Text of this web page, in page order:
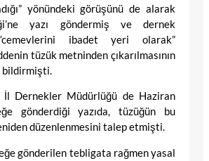
yönündeki görüşünü de alarak
yazı göndermiş ve dernek
ibadet yeri olarak”
tüzük metninden çıkarılmasının
bildirmişti.
Dernekler Müdürlüğü de Haziran
gönderdiği yazıda, tüzüğün bu
düzenlenmesini talep etmişti.
gönderilen tebligata rağmen yasal